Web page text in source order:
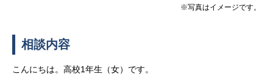
※写真はイメージです。
相談内容
こんにちは。高校1年生（女）です。